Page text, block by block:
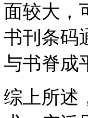
面较大，
书刊条码
与书脊成
综上所述